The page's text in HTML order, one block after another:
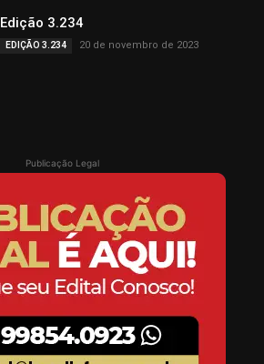
Edição 3.234
EDIÇÃO 3.234 20 de novembro de 2023
Publicação Legal